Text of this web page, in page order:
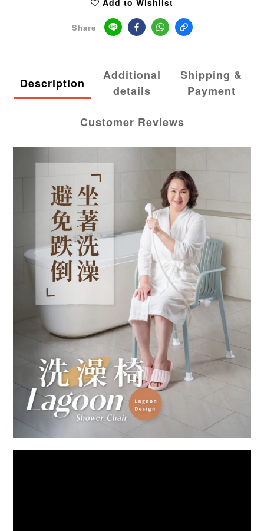
Add to Wishlist
Share
Description
Additional
details
Shipping &
Payment
Customer Reviews